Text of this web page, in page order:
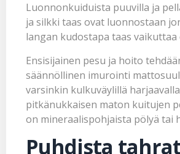
Luonnonkuiduista puuvilla ja
ja silkki taas ovat luonnostaan
langan kudostapa taas
Ensisijainen pesu ja hoito
säännöllinen imurointi
varsinkin kulkuväylillä
pitkänukkaisen maton kuitujen
on mineraalispohjaista pölyä tai
Puhdista